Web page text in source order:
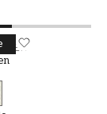
snappa upp
känna dig
- 8055